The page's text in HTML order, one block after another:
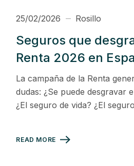
25/02/2026 Rosillo
Seguros que
Renta 2026 en
La campaña de la Renta
dudas: ¿Se puede desgravar
¿El seguro de vida? ¿El
READ MORE